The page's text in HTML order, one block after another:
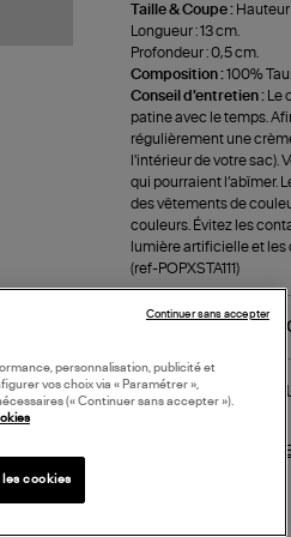
Taille & Coupe : Hauteur
Longueur : 13 cm.
Profondeur : 0,5 cm.
Composition :100%
Conseil d'entretien :
patine avec le temps.
régulièrement une
l'intérieur de votre sac).
qui pourraient l’abîmer.
des vêtements de
couleurs. Évitez les
lumière artificielle et les
(ref-POPXSTA111)
LIVRAISON ET
DISPONIBILITÉ
personnalisation, publicité et
vos choix via « Paramétrer »,
(« Continuer sans accepter »).
cookies
Continuer sans accepter